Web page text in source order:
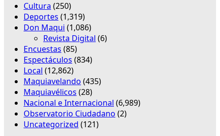
Cultura (250)
Deportes (1,319)
Don Maqui (1,086)
Revista Digital (6)
Encuestas (85)
Espectáculos (834)
Local (12,862)
Maquiavelando (435)
Maquiavélicos (28)
Nacional e Internacional (6,989)
Observatorio Ciudadano (2)
Uncategorized (121)